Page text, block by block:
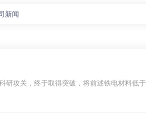
新闻
攻关，终于取得突破，将前述铁电材料低